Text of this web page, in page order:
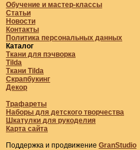
Обучение и мастер-классы
Статьи
Новости
Контакты
Политика персональных данных
Каталог
Ткани для пэчворка
Tilda
Ткани Tilda
Скрапбукинг
Декор
Трафареты
Наборы для детского творчества
Шкатулки для рукоделия
Карта сайта
Поддержка и продвижение GranStudio